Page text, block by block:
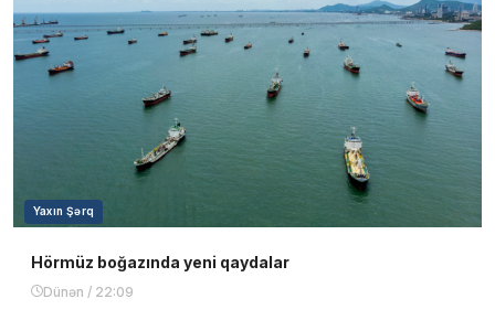
Yaxın Şərq
Hörmüz boğazında yeni qaydalar
Dünən / 22:09